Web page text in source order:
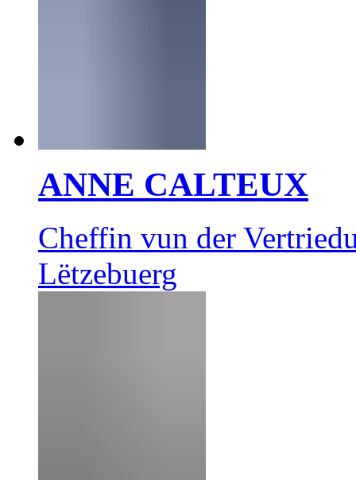
ANNE CALTEUX
Cheffin vun der
Lëtzebuerg